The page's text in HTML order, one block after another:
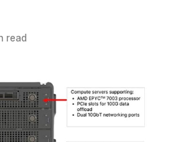
read